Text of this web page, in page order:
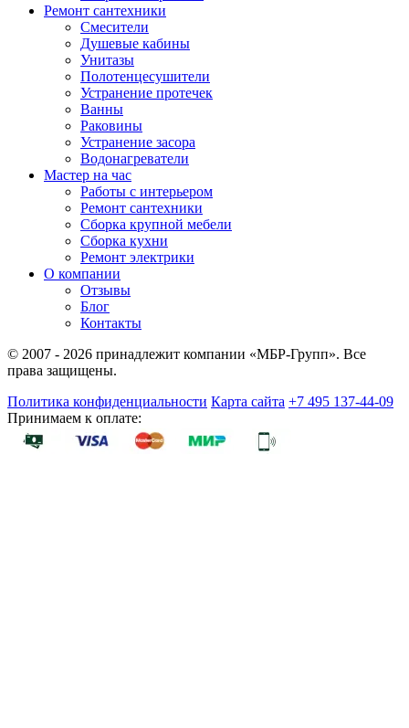
Ремонт сантехники
Смесители
Душевые кабины
Унитазы
Полотенцесушители
Устранение протечек
Ванны
Раковины
Устранение засора
Водонагреватели
Мастер на час
Работы с интерьером
Ремонт сантехники
Сборка крупной мебели
Сборка кухни
Ремонт электрики
О компании
Отзывы
Блог
Контакты
© 2007 - 2026 принадлежит компании «МБР-Групп». Все
права защищены.
Политика конфиденциальности Карта сайта +7 495 137-44-09
Принимаем к оплате: